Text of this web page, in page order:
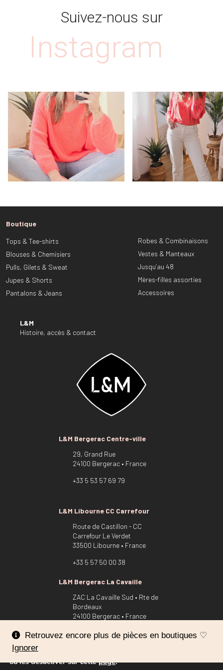
Retrouvez encore plus de pièces en boutiques ♡
Ignorer
Suivez-nous sur
Instagram
Boutique
Tops & Tee-shirts
Blouses & Chemisiers
Pulls, Gilets & Sweat
Jupes & Shorts
Pantalons & Jeans
L&M
Histoire, accès & contact
Robes & Combinaisons
Vestes & Manteaux
Jusqu’au 48
Mères-filles assorties
Accessoires
L&M Bergerac Centre-ville
29, Grand Rue
24100 Bergerac • France
+33 5 53 57 69 79
L&M Libourne CC Carrefour
Route de Castillon - CC
Carrefour Le Verdet
33500 Libourne • France
+33 5 57 50 00 38
L&M Bergerac La Cavaille
ZAC La Cavaille Sud • Rte de
Bordeaux
24100 Bergerac • France
+33 5 53 22 54 94
Mentions légales
Nous utilisons des cookies pour vous offrir la meilleure
expérience sur notre site.
Vous pouvez en savoir plus sur les cookies que nous utilisons
ou les désactiver sur cettepage.